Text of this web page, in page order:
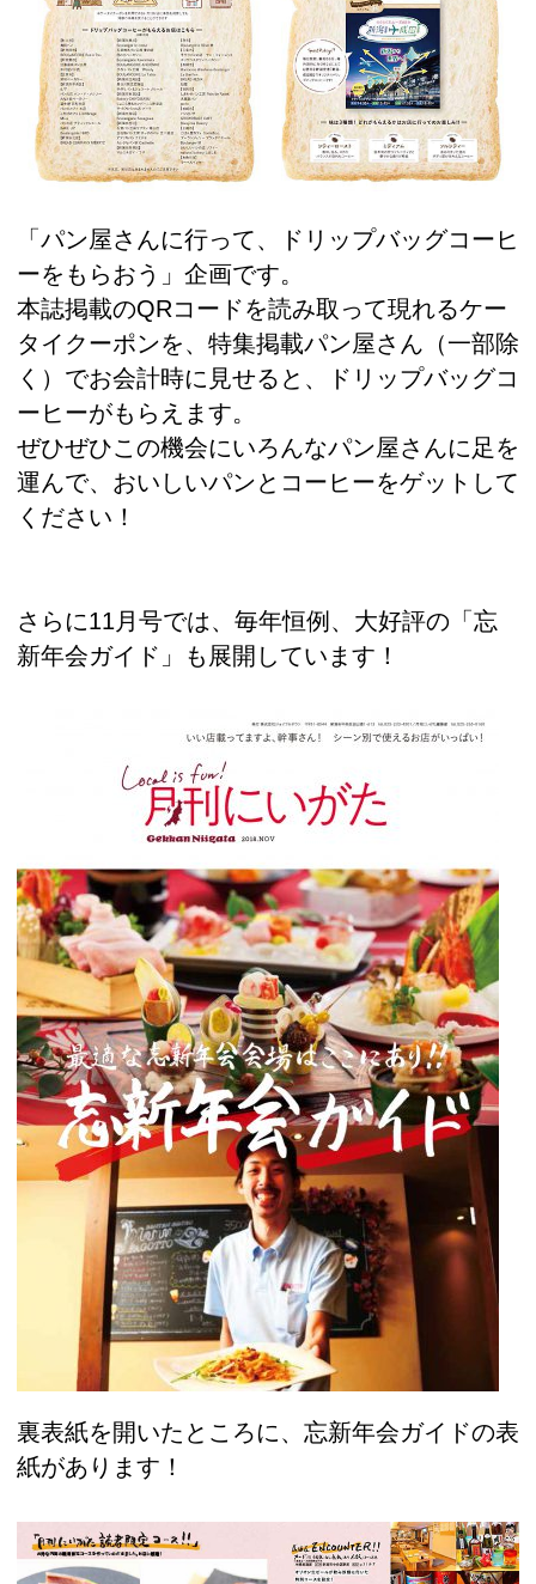
「パン屋さんに行って、ドリップバッグコーヒ
ーをもらおう」企画です。
本誌掲載のQRコードを読み取って現れるケー
タイクーポンを、特集掲載パン屋さん（一部除
く）でお会計時に見せると、ドリップバッグコ
ーヒーがもらえます。
ぜひぜひこの機会にいろんなパン屋さんに足を
運んで、おいしいパンとコーヒーをゲットして
ください！
さらに11月号では、毎年恒例、大好評の「忘
新年会ガイド」も展開しています！
裏表紙を開いたところに、忘新年会ガイドの表
紙があります！